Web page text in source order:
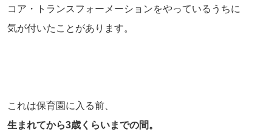
コア・トランスフォーメーションをやっているうちに
気が付いたことがあります。
これは保育園に入る前、
生まれてから3歳くらいまでの間。